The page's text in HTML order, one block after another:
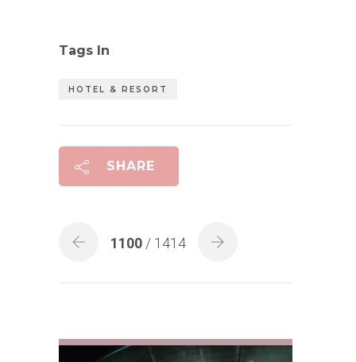
Tags In
HOTEL & RESORT
SHARE
1100 / 1414